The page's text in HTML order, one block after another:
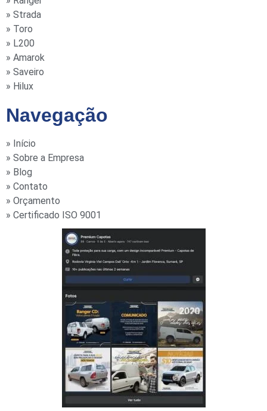
» Strada
» Toro
» L200
» Amarok
» Saveiro
» Hilux
Navegação
» Início
» Sobre a Empresa
» Blog
» Contato
» Orçamento
» Certificado ISO 9001